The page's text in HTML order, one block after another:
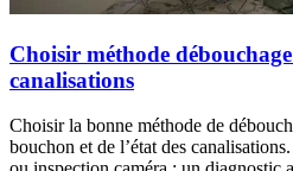
Choisir méthode
canalisations
Choisir la bonne méthode de
bouchon et de l’état des